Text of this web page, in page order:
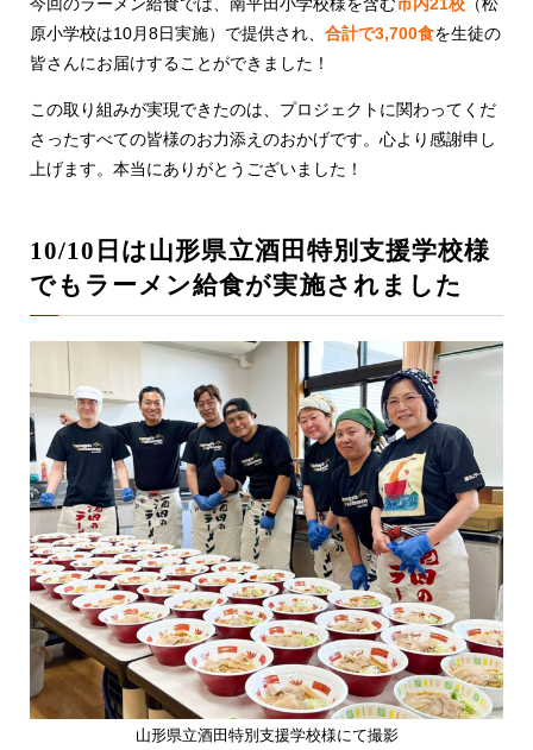
原小学校は10月8日実施）で提供され、 合計で3,700食を生徒の
皆さんにお届けすることができました！
この取り組みが実現できたのは、プロジェクトに関わってくだ
さったすべての皆様のお力添えのおかげです。心より感謝申し
上げます。本当にありがとうございました！
10/10日は山形県立酒田特別支援学校様
でもラーメン給食が実施されました
山形県立酒田特別支援学校様にて撮影